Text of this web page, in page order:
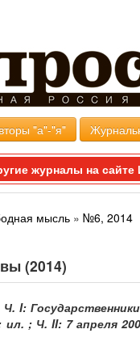
"а"-"я"
журналы на
мысль » №6, 2014
(2014)
I:
; Ч. II: 7 апреля